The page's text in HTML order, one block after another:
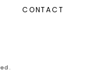
CONTACT